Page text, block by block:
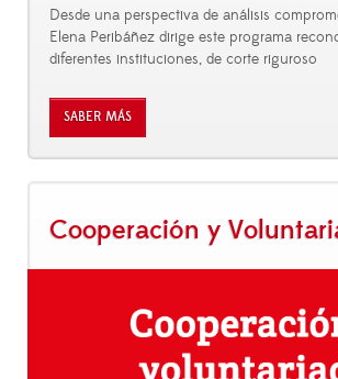
Desde una perspectiva de análisis
Elena Peribáñez dirige este programa
diferentes instituciones, de corte riguroso
SABER MÁS
Cooperación y